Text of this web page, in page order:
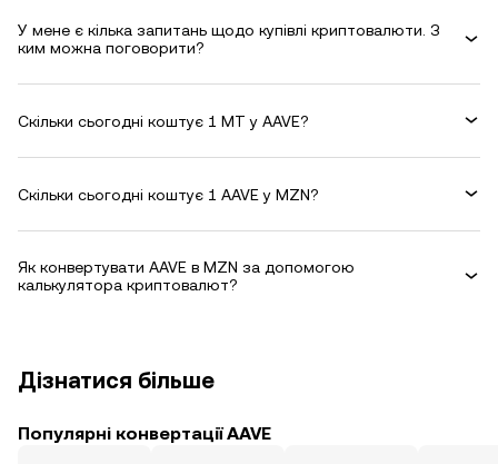
У мене є кілька запитань щодо купівлі криптовалюти. З
ким можна поговорити?
Скільки сьогодні коштує 1 MT у AAVE?
Скільки сьогодні коштує 1 AAVE у MZN?
Як конвертувати AAVE в MZN за допомогою
калькулятора криптовалют?
Дізнатися більше
Популярні конвертації AAVE